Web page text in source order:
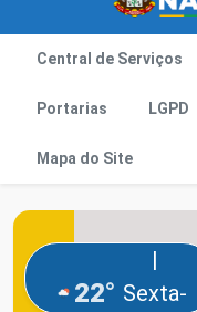
Central de Serviços
Portarias LGPD
Mapa do Site
22°
|
Sexta-